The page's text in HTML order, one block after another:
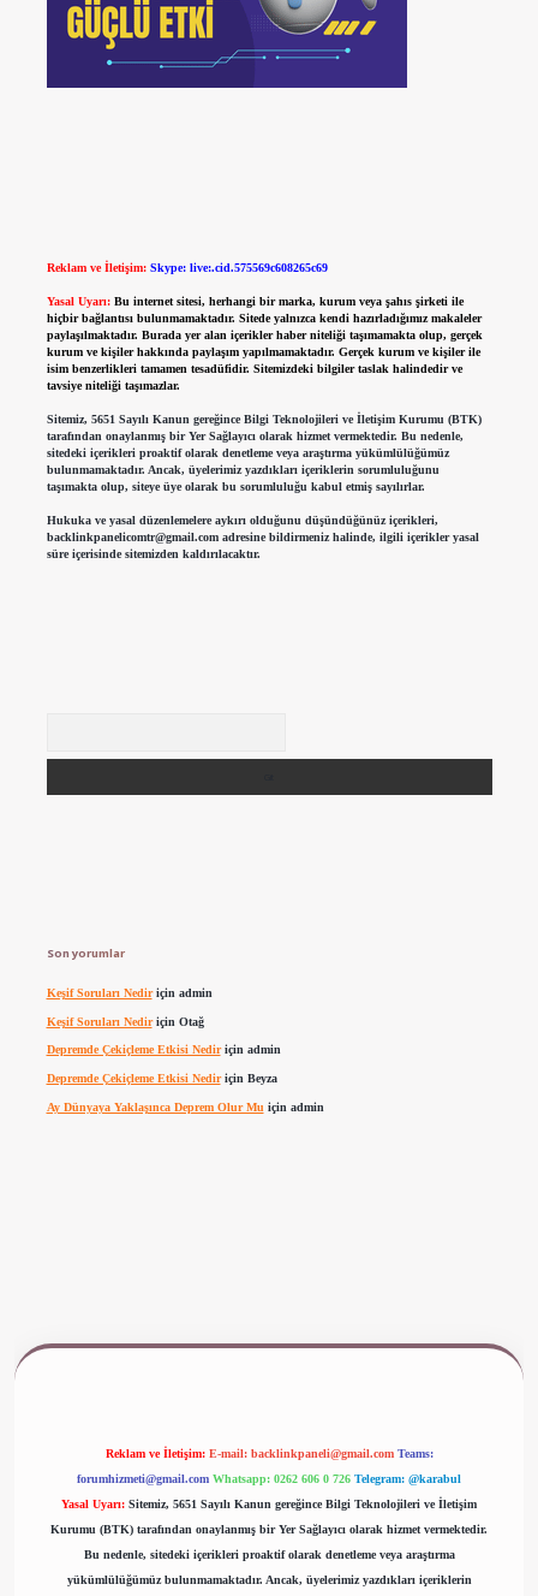
Reklam ve İletişim: Skype: live:.cid.575569c608265c69
Yasal Uyarı: Bu internet sitesi, herhangi bir marka, kurum veya şahıs şirketi ile
hiçbir bağlantısı bulunmamaktadır. Sitede yalnızca kendi hazırladığımız makaleler
paylaşılmaktadır. Burada yer alan içerikler haber niteliği taşımamakta olup, gerçek
kurum ve kişiler hakkında paylaşım yapılmamaktadır. Gerçek kurum ve kişiler ile
isim benzerlikleri tamamen tesadüfidir. Sitemizdeki bilgiler taslak halindedir ve
tavsiye niteliği taşımazlar.
Sitemiz, 5651 Sayılı Kanun gereğince Bilgi Teknolojileri ve İletişim Kurumu (BTK)
tarafından onaylanmış bir Yer Sağlayıcı olarak hizmet vermektedir. Bu nedenle,
sitedeki içerikleri proaktif olarak denetleme veya araştırma yükümlülüğümüz
bulunmamaktadır. Ancak, üyelerimiz yazdıkları içeriklerin sorumluluğunu
taşımakta olup, siteye üye olarak bu sorumluluğu kabul etmiş sayılırlar.
Hukuka ve yasal düzenlemelere aykırı olduğunu düşündüğünüz içerikleri,
backlinkpanelicomtr@gmail.comadresine bildirmeniz halinde, ilgili içerikler yasal
süre içerisinde sitemizden kaldırılacaktır.
Son yorumlar
Keşif Soruları Nediriçin admin
Keşif Soruları Nediriçin Otağ
Depremde Çekiçleme Etkisi Nediriçin admin
Depremde Çekiçleme Etkisi Nediriçin Beyza
Ay Dünyaya Yaklaşınca Deprem Olur Mu için admin
Reklam ve İletişim: E-mail: backlinkpaneli@gmail.com Teams:
forumhizmeti@gmail.com Whatsapp: 0262 606 0 726 Telegram: @karabul
Yasal Uyarı: Sitemiz, 5651 Sayılı Kanun gereğince Bilgi Teknolojileri ve İletişim
Kurumu (BTK) tarafından onaylanmış bir Yer Sağlayıcı olarak hizmet vermektedir.
Bu nedenle, sitedeki içerikleri proaktif olarak denetleme veya araştırma
yükümlülüğümüz bulunmamaktadır. Ancak, üyelerimiz yazdıkları içeriklerin